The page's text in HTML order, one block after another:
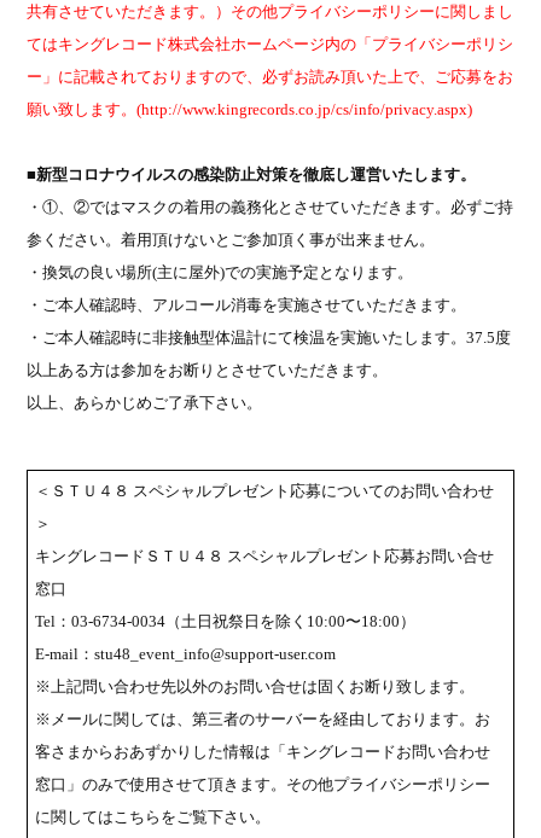
共有させていただきます。）その他プライバシーポリシーに関しまし
てはキングレコード株式会社ホームページ内の「プライバシーポリシ
ー」に記載されておりますので、必ずお読み頂いた上で、ご応募をお
願い致します。(http://www.kingrecords.co.jp/cs/info/privacy.aspx)
■新型コロナウイルスの感染防止対策を徹底し運営いたします。
・①、②ではマスクの着用の義務化とさせていただきます。必ずご持
参ください。着用頂けないとご参加頂く事が出来ません。
・換気の良い場所(主に屋外)での実施予定となります。
・ご本人確認時、アルコール消毒を実施させていただきます。
・ご本人確認時に非接触型体温計にて検温を実施いたします。37.5度
以上ある方は参加をお断りとさせていただきます。
以上、あらかじめご了承下さい。
＜ＳＴＵ４８ スペシャルプレゼント応募についてのお問い合わせ
＞
キングレコードＳＴＵ４８ スペシャルプレゼント応募お問い合せ
窓口
Tel ：03-6734-0034 （土日祝祭日を除く 10:00〜18:00 ）
E-mail ：stu48_event_info@support-user.com
※上記問い合わせ先以外のお問い合せは固くお断り致します。
※メールに関しては、第三者のサーバーを経由しております。お
客さまからおあずかりした情報は「キングレコードお問い合わせ
窓口」のみで使用させて頂きます。その他プライバシーポリシー
に関してはこちらをご覧下さい。